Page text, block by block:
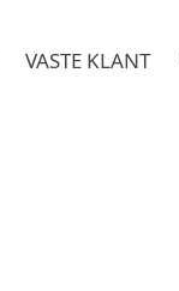
VASTE KLANT